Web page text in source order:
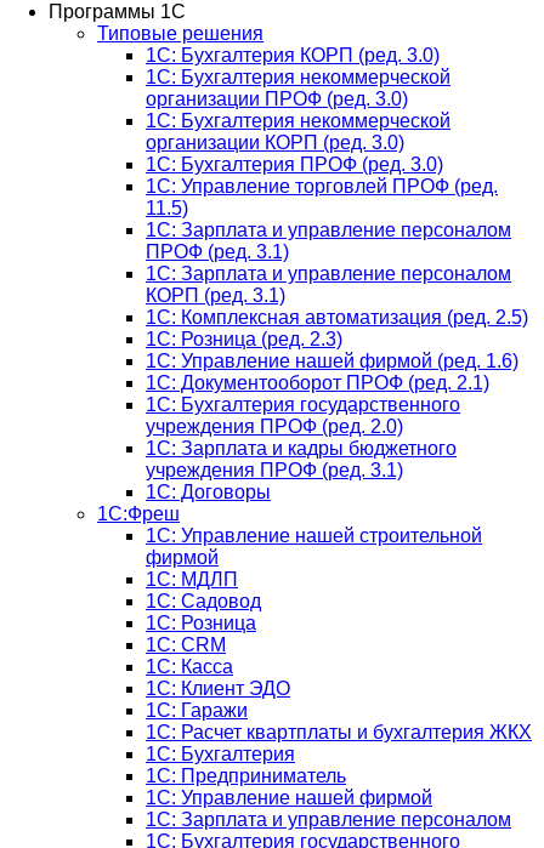
Программы 1С
Типовые решения
1C: Бухгалтерия КОРП (ред. 3.0)
1С: Бухгалтерия некоммерческой
организации ПРОФ (ред. 3.0)
1С: Бухгалтерия некоммерческой
организации КОРП (ред. 3.0)
1C: Бухгалтерия ПРОФ (ред. 3.0)
1C: Управление торговлей ПРОФ (ред.
11.5)
1C: Зарплата и управление персоналом
ПРОФ (ред. 3.1)
1C: Зарплата и управление персоналом
КОРП (ред. 3.1)
1C: Комплексная автоматизация (ред. 2.5)
1С: Розница (ред. 2.3)
1С: Управление нашей фирмой (ред. 1.6)
1С: Документооборот ПРОФ (ред. 2.1)
1C: Бухгалтерия государственного
учреждения ПРОФ (ред. 2.0)
1C: Зарплата и кадры бюджетного
учреждения ПРОФ (ред. 3.1)
1С: Договоры
1С:Фреш
1С: Управление нашей строительной
фирмой
1С: МДЛП
1С: Садовод
1С: Розница
1C: CRM
1C: Касса
1С: Клиент ЭДО
1С: Гаражи
1C: Расчет квартплаты и бухгалтерия ЖКХ
1C: Бухгалтерия
1C: Предприниматель
1C: Управление нашей фирмой
1C: Зарплата и управление персоналом
1C: Бухгалтерия государственного